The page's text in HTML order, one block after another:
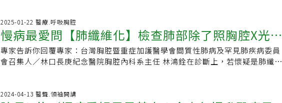
醫護人員。另，新光醫院導入人工智慧（AI）技術，優化就醫流程、減輕醫護負
擔，並與30家供應商與合作夥伴簽署ESG綠色採購合作備忘錄，承諾優先選用環
保、節能、低碳產品，共建永續醫療供應鏈。院方表示，面對全球永續浪潮，未
來將持續深化在人才培育、醫療創新、環保節能與社會關懷，為醫療產業與社會
注入長遠正向改變。
症加護醫學會台灣胸腔暨重症加護醫學會關心肺部疾病醫療照護最新資訊，並持
續關注全球新興疫情，結合國內外胸腔病科醫師，致力提高胸腔疾病暨重症醫療
之診療、教學與研究水準。官方網站｜Facebook｜更多文章【加入Facebook社
團】肺纖維化（菜瓜布肺） 慢病好日子邀請病友及家屬加入社團，在這不但能了
忙，不吃早餐會影響血糖控制嗎？為什麼洗腎的人會便秘？有什麼助排便的好方
成肺纖維化。常見造成肺纖維化的風濕免疫疾病包括硬皮症、皮肌炎、紅斑性狼
瘡、乾燥症、類風濕性關節炎等。在上述引發肺纖維化的自體免疫疾病中，又以
硬皮症較常見，進展也最快，其次是皮肌炎、紅斑性狼瘡、乾燥症、類風濕性關
節炎等。一旦罹患自體免疫疾病合併肺纖維化，呼吸攝取氧與排除二氧化碳的功
能下降，死亡率都很高。【慢病主題館】名家專欄台灣胸腔暨重症加護醫學會台
研究水準。官方網站｜Facebook｜更多文章【加入Facebook社團】肺纖維化
2025-01-22 醫療.呼吸胸腔
慢病最愛問【肺纖維化】檢查肺部除了照胸腔X光/
低劑量電腦斷層掃描(LDCT)是否需要聽診？為什麼
專家告訴你回覆專家：台灣胸腔暨重症加護醫學會間質性肺病及罕見肺疾病委員
會召集人／林口長庚紀念醫院胸腔內科系主任 林鴻銓在診斷上，若懷疑是肺纖維
塞（COPD），主要檢查方式為「肺功能檢查」，檢查重點在肺活量、呼吸流速
2024-04-13 醫聲.領袖開講